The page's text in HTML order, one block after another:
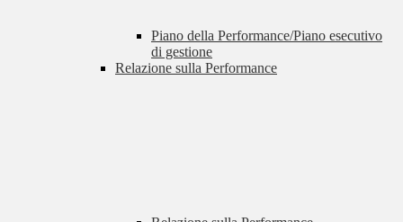
Piano della Performance/Piano esecutivo
di gestione
Relazione sulla Performance